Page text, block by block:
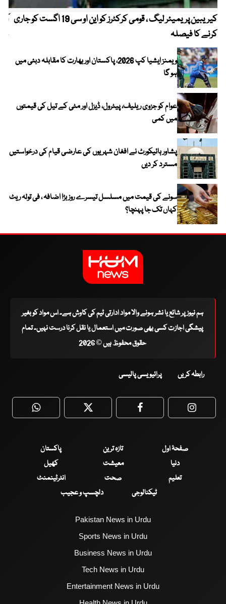
کیریبین پریمیئر لیگ ، قومی کرکٹرز کو این او سی 19 اگست کو جاری
کرنے کا فیصلہ
ویمنز ایشیا کپ 2026، پاکستان اور بھارت کا مقابلہ دبئی میں
ہو گا
عوام کو جزوی ریلیف، پیٹرول، ڈیزل اور مٹی کے تیل کی قیمتوں
میں کمی
پشاور ہائیکورٹ نے افغان شہریوں کی عارضی قیام کی درخواستیں
مسترد کر دیں
سونے کی قیمت میں مسلسل تیسرے روز بڑا اضافہ ، فی تولہ ریٹ
کہاں تک جا پہنچا؟
ہم نیوز پر شائع یا نشر ہونے والا مواد ادارتی ٹیم کی کاوش ہے۔ اس مواد کو بغیر
پیشگی اجازت کسی بھی صورت میں استعمال یا نقل کرنا درست نہیں۔ تمام
حقوق محفوظ ہیں © 2026
رابطہ کریں پرائیویسی پالیسی
WhatsApp Twitter Facebook
صفحۂ اول تازہ ترین
پاکستان
دنیا
معیشت
کھیل
تعلیم
صحت
انٹرٹینمنٹ
ٹیکنالوجی
دلچسپ و عجیب
Pakistan News in Urdu
Sports News in Urdu
Business News in Urdu
Tech News in Urdu
Entertainment News in Urdu